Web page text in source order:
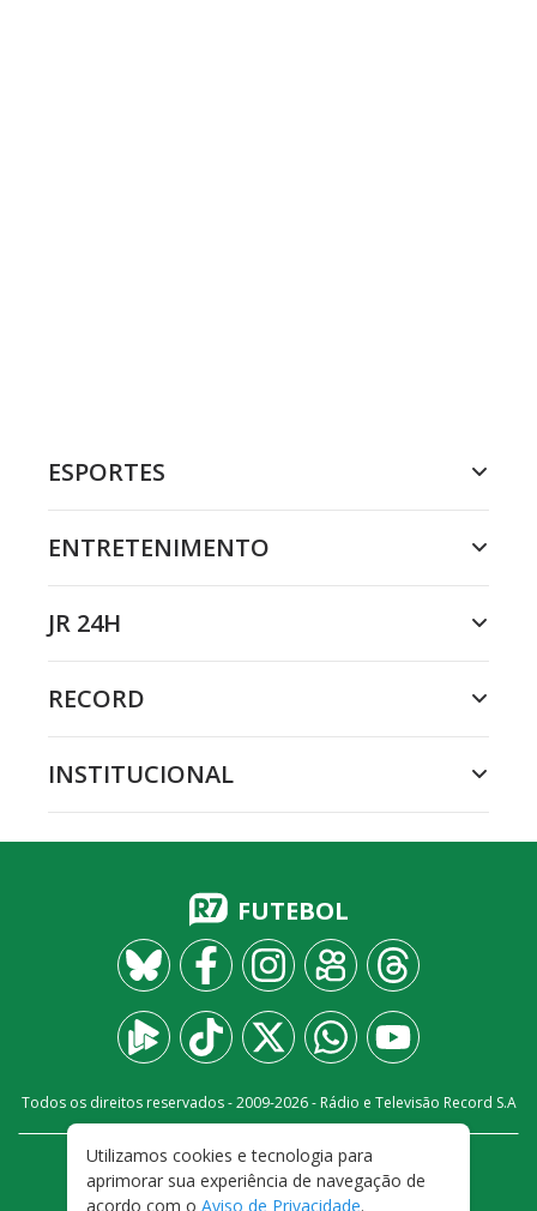
ESPORTES
ENTRETENIMENTO
JR 24H
RECORD
INSTITUCIONAL
FUTEBOL
Todos os direitos reservados - 2009-2026- Rádio e Televisão Record S.A
FALE CONOSCO
PRIVACIDADE
TERMOS E CONDIÇÕES DE USO
Utilizamos cookies e tecnologia para
aprimorar sua experiência de navegação de
acordo com o Aviso de Privacidade.